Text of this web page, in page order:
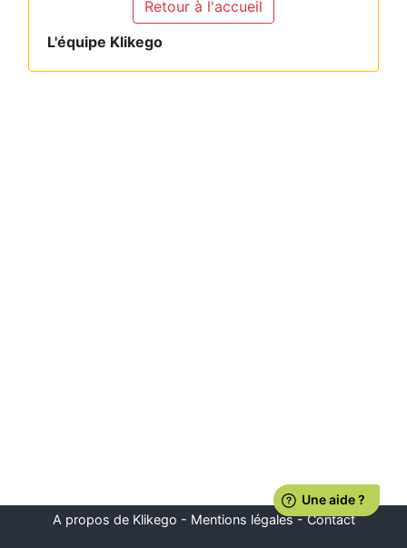
Retour à l'accueil
L'équipe Klikego
A propos de Klikego - Mentions légales-Contact